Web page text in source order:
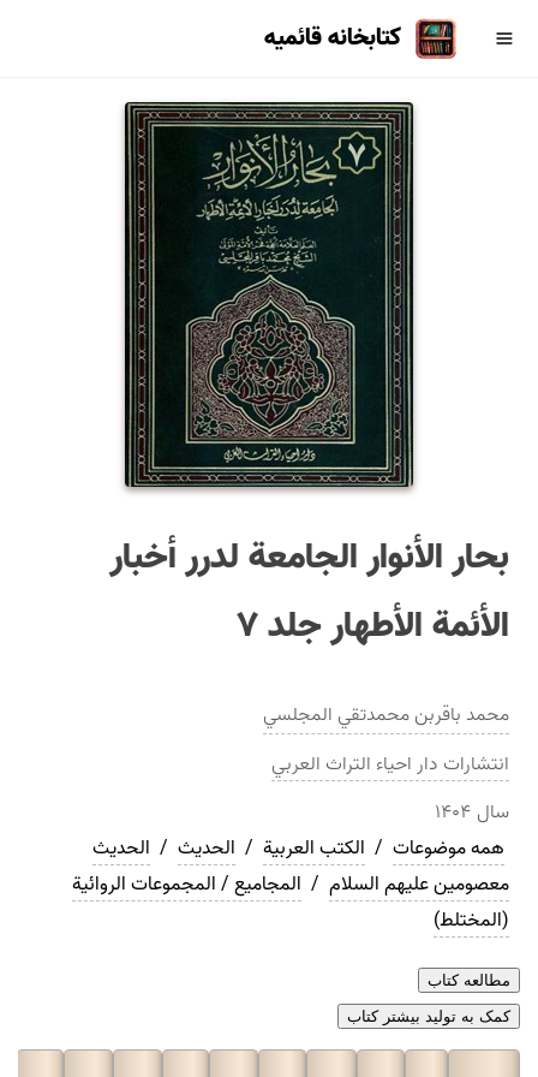
کتابخانه قائمیه
بحار الأنوار الجامعة لدرر أخبار
الأئمة الأطهار جلد ۷
محمد باقربن محمدتقي المجلسي
انتشارات دار احياء التراث العربي
سال ۱۴۰۴
همه موضوعات / الکتب العربیة / الحدیث / الحديث
معصومین علیهم السلام / المجامیع / المجموعات الروائية
(المختلط)
مطالعه کتاب
کمک به تولید بیشتر کتاب